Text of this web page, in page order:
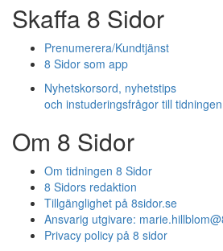
Skaffa 8 Sidor
Prenumerera/Kundtjänst
8 Sidor som app
Nyhetskorsord, nyhetstips
och instuderingsfrågor till tidningen
Om 8 Sidor
Om tidningen 8 Sidor
8 Sidors redaktion
Tillgänglighet på 8sidor.se
Ansvarig utgivare:
Privacy policy på 8 sidor